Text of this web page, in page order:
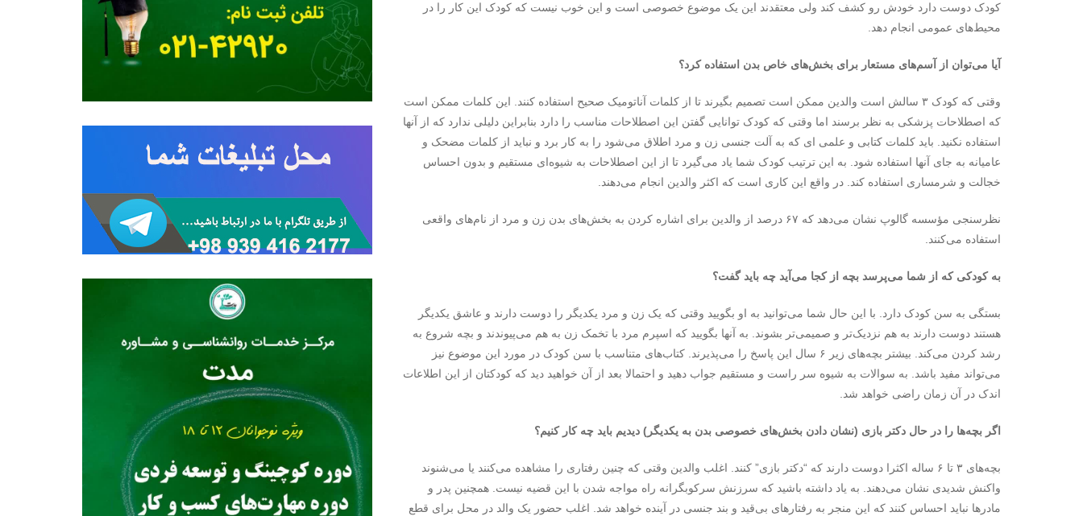
کودک دوست دارد خودش رو کشف کند ولی معتقدند این یک موضوع خصوصی است و این خوب نیست که کودک این کار را در
محیط‌‌های عمومی انجام دهد.
آیا می‌توان از آسم‌های مستعار برای بخش‌های خاص بدن استفاده کرد؟
وقتی که کودک ۳ سالش است والدین ممکن است تصمیم بگیرند تا از کلمات آناتومیک صحیح استفاده کنند. این کلمات ممکن است
که اصطلاحات پزشکی به نظر برسند اما وقتی که کودک توانایی گفتن این اصطلاحات مناسب را دارد بنابراین دلیلی ندارد که از آنها
استفاده نکنید. باید کلمات کتابی و علمی ای که به آلت جنسی زن و مرد اطلاق می‌شود را به کار برد و نباید از کلمات مضحک و
عامیانه به جای آنها استفاده شود. به این ترتیب کودک شما یاد می‌گیرد تا از این اصطلاحات به شیوه‌ای مستقیم و بدون احساس
خجالت و شرمساری استفاده کند. در واقع این کاری است که اکثر والدین انجام می‌دهند.
نظرسنجی مؤسسه گالوپ نشان می‌‌دهد که ۶۷ درصد از والدین برای اشاره کردن به بخش‌های بدن زن و مرد از نام‌‌های واقعی
استفاده می‌کنند.
به کودکی که از شما می‌‌پرسد بچه از کجا می‌‌آید چه باید گفت؟
بستگی به سن کودک دارد. با این حال شما می‌توانید به او بگویید وقتی که یک زن و مرد یکدیگر را دوست دارند و عاشق یکدیگر
هستند دوست دارند به هم نزدیک‌تر و صمیمی‌تر بشوند. به آنها بگویید که اسپرم مرد با تخمک زن به هم می‌‌پیوندند و بچه شروع به
رشد کردن می‌کند. بیشتر بچه‌‌های زیر ۶ سال این پاسخ را می‌‌پذیرند. کتاب‌های متناسب با سن کودک در مورد این موضوع نیز
می‌‌تواند مفید باشد. به سوالات به شیوه سر راست و مستقیم جواب دهید و احتمالا بعد از آن خواهید دید که کودکتان از این اطلاعات
اندک در آن زمان راضی خواهد شد.
اگر بچه‌‌ها را در حال دکتر بازی (نشان دادن بخش‌های خصوصی بدن به یکدیگر) دیدیم باید چه کار کنیم؟
بچه‌‌های ۳ تا ۶ ساله اکثرا دوست دارند که “دکتر بازی” کنند. اغلب والدین وقتی که چنین رفتاری را مشاهده می‌کنند یا می‌شنوند
واکنش شدیدی نشان می‌‌دهند. به یاد داشته باشید که سرزنش سرکوبگرانه راه مواجه شدن با این قضیه نیست. همچنین پدر و
مادرها نباید احساس کنند که این منجر به رفتارهای بی‌قید و بند جنسی در آینده خواهد شد. اغلب حضور یک والد در محل برای قطع